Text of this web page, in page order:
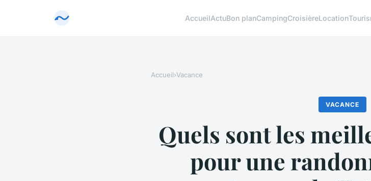
AccueilActuBon planCampingCroisièreLocation
Accueil›Vacance
VACANCE
Quels sont les
pour une